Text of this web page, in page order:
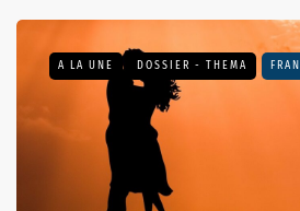
A LA UNE DOSSIER - THEMA